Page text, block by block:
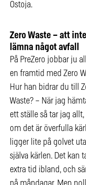
Ostoja.
Zero Waste – att inte
lämna något avfall
På PreZero jobbar ju
en framtid med Zero
Hur han bidrar du till
Waste? – När jag
ett ställe så tar jag allt,
om det är överfulla
ligger lite på golvet
själva kärlen. Det kan
extra tid ibland, och